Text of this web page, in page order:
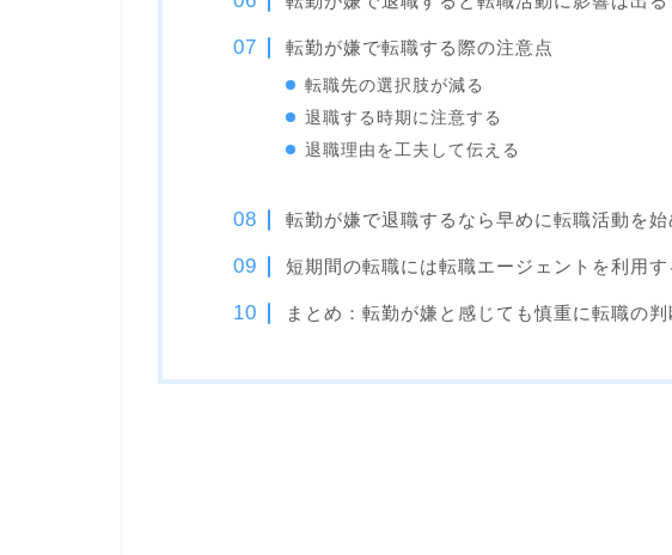
転勤が嫌で転職する際の注意点
転職先の選択肢が減る
退職する時期に注意する
退職理由を工夫して伝える
転勤が嫌で退職するなら早めに転職活動を始
短期間の転職には転職エージェントを利用
まとめ：転勤が嫌と感じても慎重に転職の判